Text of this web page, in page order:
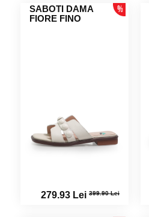
SABOTI DAMA
FIORE FINO
279.93 Lei 399.90 Lei